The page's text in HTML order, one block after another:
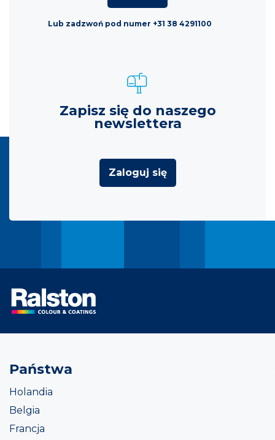
Lub zadzwoń pod numer +31 38 4291100
Zapisz się do naszego
newslettera
Zaloguj się
Państwa
Holandia
Belgia
Francja